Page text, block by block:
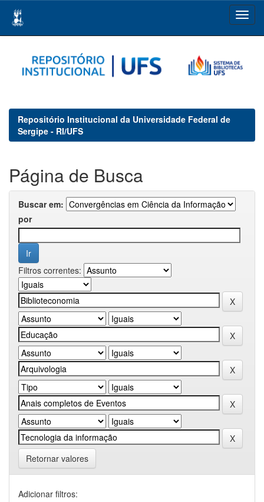
navigation
Repositório Institucional da Universidade Federal de
Sergipe - RI/UFS
Página de Busca
Buscar em:
por
Filtros correntes:
Retornar valores
Adicionar filtros: